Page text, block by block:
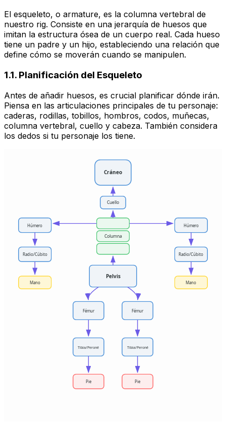
El esqueleto, o armature, es la columna vertebral de
nuestro rig. Consiste en una jerarquía de huesos que
imitan la estructura ósea de un cuerpo real. Cada hueso
tiene un padre y un hijo, estableciendo una relación que
define cómo se moverán cuando se manipulen.
1.1. Planificación del Esqueleto
Antes de añadir huesos, es crucial planificar dónde irán.
Piensa en las articulaciones principales de tu personaje:
caderas, rodillas, tobillos, hombros, codos, muñecas,
columna vertebral, cuello y cabeza. También considera
los dedos si tu personaje los tiene.
Cráneo
Cuello
Columna
Pelvis
Húmero
Radio/Cúbito
Mano
Húmero
Radio/Cúbito
Mano
Fémur Fémur
Tibia/Peroné Tibia/Peroné
Pie Pie